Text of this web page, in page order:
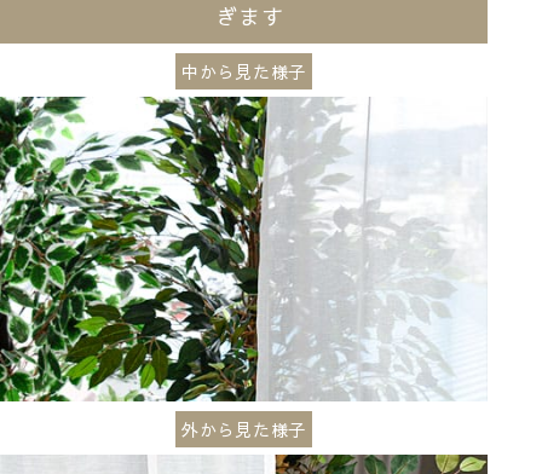
ぎます
中から見た様子
外から見た様子